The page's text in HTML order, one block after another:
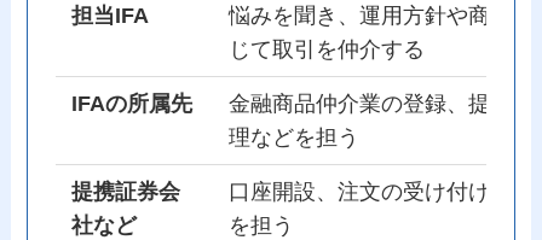
担当IFA
悩みを聞き、運用方針や商品
じて取引を仲介する
IFAの所属先
金融商品仲介業の登録、提携
理などを担う
提携証券会
社など
口座開設、注文の受け付け、
を担う